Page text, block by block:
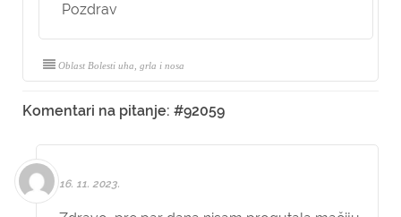
Pozdrav
Oblast Bolesti uha, grla i nosa
Komentari na pitanje: #92059
16. 11. 2023.